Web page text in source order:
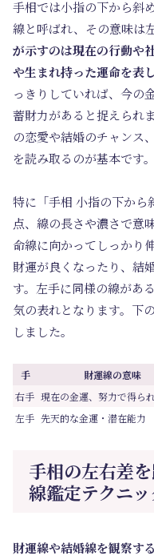
手相では小指の下から斜
線と呼ばれ、その意味は
が示すのは現在の行動や
や生まれ持った運命を表
っきりしていれば、今の
蓄財力があると捉えられ
の恋愛や結婚のチャンス
を読み取るのが基本です。
特に「手相 小指の下から
点、線の長さや濃さで意
命線に向かってしっかり
財運が良くなったり、結
す。左手に同様の線があ
気の表れとなります。下
しました。
手 財運線の意味
右手 現在の金運、努力で得ら
左手 先天的な金運・潜在能力
手相の左右差
線鑑定テクニッ
財運線や結婚線を観察す